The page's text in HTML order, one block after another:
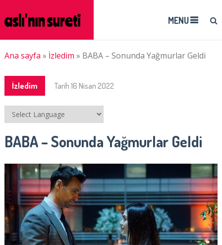
MENU
Ana sayfa » İzledim » BABA – Sonunda Yağmurlar Geldi
İzledim Tarih 16 Nisan 2022
BABA – Sonunda Yağmurlar Geldi